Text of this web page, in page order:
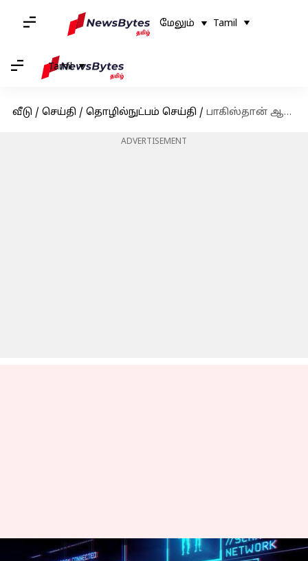
மேலும் Tamil
Tamil
வீடு / செய்தி / தொழில்நுட்பம் செய்தி / பாகிஸ்தான் ஆதரவு ஹேக்கர்கள் இந்திய அரசாங்க அமைப்புகள் மீது ஸ்பைவேர் தாக்குதலை தொடங்கியதாக தகவல்
ADVERTISEMENT
பாகிஸ்தான் ஆதரவு